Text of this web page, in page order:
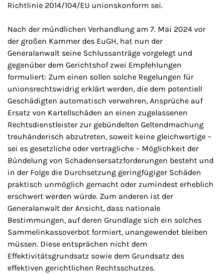
Richtlinie 2014/104/EU unionskonform sei.
Nach der mündlichen Verhandlung am 7. Mai 2024 vor
der großen Kammer des EuGH, hat nun der
Generalanwalt seine Schlussanträge vorgelegt und
gegenüber dem Gerichtshof zwei Empfehlungen
formuliert: Zum einen sollen solche Regelungen für
unionsrechtswidrig erklärt werden, die dem potentiell
Geschädigten automatisch verwehren, Ansprüche auf
Ersatz von Kartellschäden an einen zugelassenen
Rechtsdienstleister zur gebündelten Geltendmachung
treuhänderisch abzutreten, soweit keine gleichwertige –
sei es gesetzliche oder vertragliche – Möglichkeit der
Bündelung von Schadensersatzforderungen besteht und
in der Folge die Durchsetzung geringfügiger Schäden
praktisch unmöglich gemacht oder zumindest erheblich
erschwert werden würde. Zum anderen ist der
Generalanwalt der Ansicht, dass nationale
Bestimmungen, auf deren Grundlage sich ein solches
Sammelinkassoverbot formiert, unangewendet bleiben
müssen. Diese entsprächen nicht dem
Effektivitätsgrundsatz sowie dem Grundsatz des
effektiven gerichtlichen Rechtsschutzes.